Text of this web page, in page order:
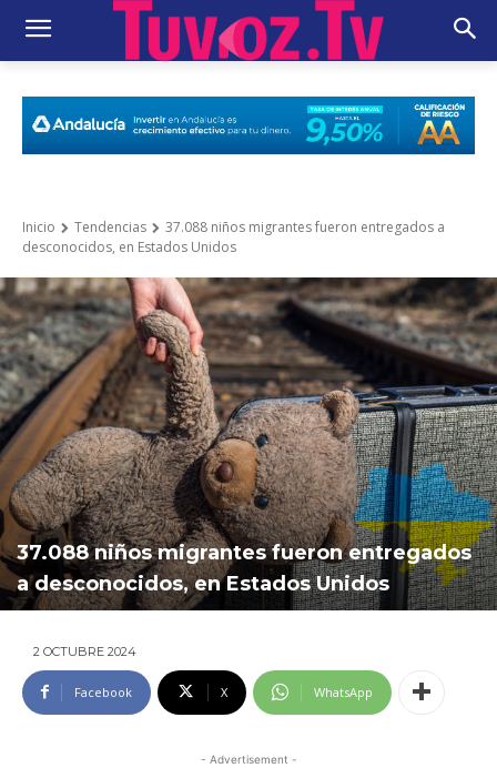
Inicio Tendencias
37.088 niños migrantes fueron entregados a
desconocidos, en Estados Unidos
37.088 niños migrantes fueron entregados
a desconocidos, en Estados Unidos
2 OCTUBRE 2024
Facebook X WhatsApp
- Advertisement -